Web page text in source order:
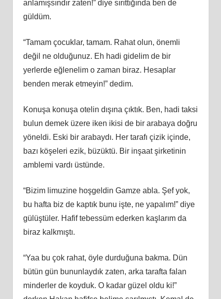
anlamışsındır zaten!” diye sırıttığında ben de
güldüm.
“Tamam çocuklar, tamam. Rahat olun, önemli
değil ne olduğunuz. Eh hadi gidelim de bir
yerlerde eğlenelim o zaman biraz. Hesaplar
benden merak etmeyin!” dedim.
Konuşa konuşa otelin dışına çıktık. Ben, hadi taksi
bulun demek üzere iken ikisi de bir arabaya doğru
yöneldi. Eski bir arabaydı. Her tarafı çizik içinde,
bazı köşeleri ezik, büzüktü. Bir inşaat şirketinin
amblemi vardı üstünde.
“Bizim limuzine hoşgeldin Gamze abla. Şef yok,
bu hafta biz de kaptık bunu işte, ne yapalım!” diye
gülüştüler. Hafif tebessüm ederken kaşlarım da
biraz kalkmıştı.
“Yaa bu çok rahat, öyle durduğuna bakma. Dün
bütün gün bununlaydık zaten, arka tarafta falan
minderler de koyduk. O kadar güzel oldu ki!”